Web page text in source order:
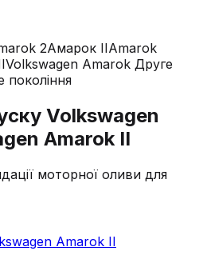
2Амарок IIAmarok
Volkswagen Amarok Друге
покоління
Volkswagen
Amarok II
моторної оливи для
Amarok II